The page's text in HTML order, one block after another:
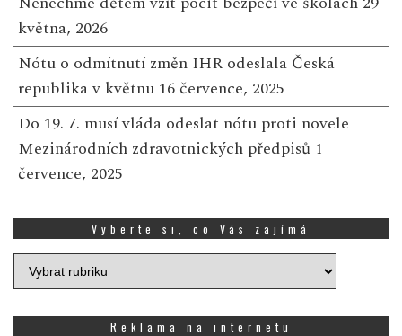
května, 2026
Nótu o odmítnutí změn IHR odeslala Česká
republika v květnu 16 července, 2025
Do 19. 7. musí vláda odeslat nótu proti novele
Mezinárodních zdravotnických předpisů 1
července, 2025
Vyberte si, co Vás zajímá
Vyberte
si,
Reklama na internetu